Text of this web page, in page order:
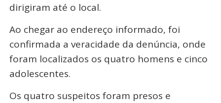
dirigiram até o local.
Ao chegar ao endereço informado, foi
confirmada a veracidade da denúncia, onde
foram localizados os quatro homens e cinco
adolescentes.
Os quatro suspeitos foram presos e